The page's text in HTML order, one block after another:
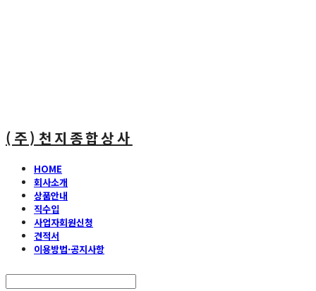
(주)천지종합상사
HOME
회사소개
상품안내
직수입
사업자회원신청
견적서
이용방법·공지사항